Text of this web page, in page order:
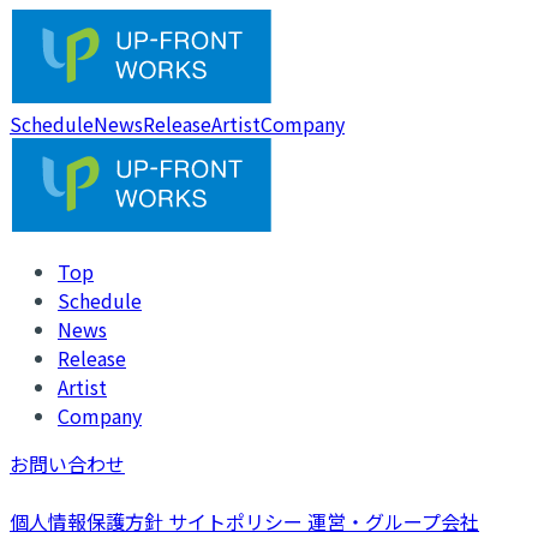
ScheduleNewsReleaseArtistCompany
Top
Schedule
News
Release
Artist
Company
お問い合わせ
個人情報保護方針 サイトポリシー 運営・グループ会社